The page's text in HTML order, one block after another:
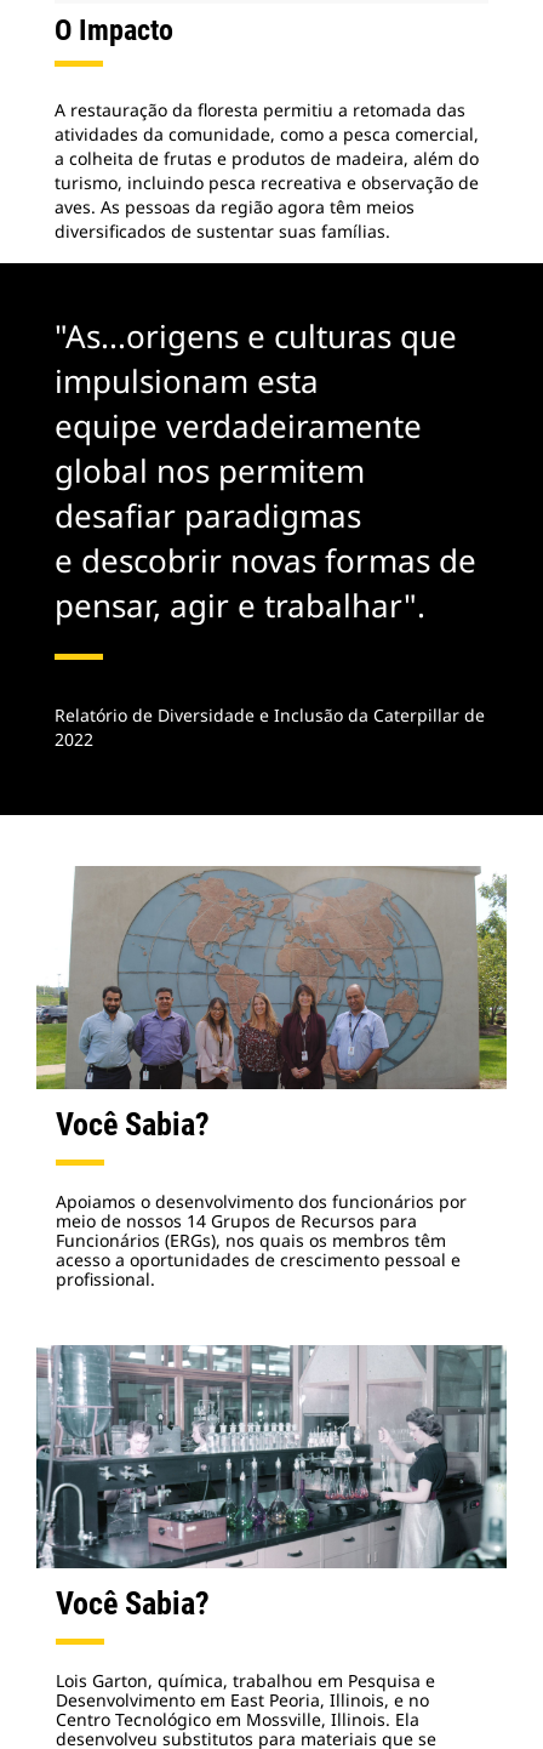
O Impacto
A restauração da floresta permitiu a retomada das
atividades da comunidade, como a pesca comercial,
a colheita de frutas e produtos de madeira, além do
turismo, incluindo pesca recreativa e observação de
aves. As pessoas da região agora têm meios
diversificados de sustentar suas famílias.
"As...origens e culturas que
impulsionam esta
equipe verdadeiramente
global nos permitem
desafiar paradigmas
e descobrir novas formas de
pensar, agir e trabalhar".
Relatório de Diversidade e Inclusão da Caterpillar de
2022
Você Sabia?
Apoiamos o desenvolvimento dos funcionários por
meio de nossos 14 Grupos de Recursos para
Funcionários (ERGs), nos quais os membros têm
acesso a oportunidades de crescimento pessoal e
profissional.
Você Sabia?
Lois Garton, química, trabalhou em Pesquisa e
Desenvolvimento em East Peoria, Illinois, e no
Centro Tecnológico em Mossville, Illinois. Ela
desenvolveu substitutos para materiais que se